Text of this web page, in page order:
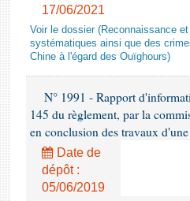
17/06/2021
Voir le dossier (Reconnaissance
systématiques ainsi que des
Chine à l'égard des Ouïghours)
N° 1991 - Rapport
145 du règlement, par la
en conclusion des travaux
Date de
dépôt :
05/06/2019